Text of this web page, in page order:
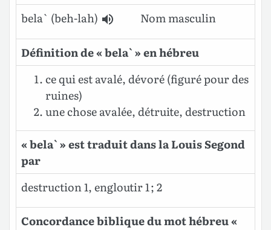
bela` (beh-lah) Nom masculin
Définition de « bela` » en hébreu
ce qui est avalé, dévoré (figuré pour des
ruines)
une chose avalée, détruite, destruction
« bela` » est traduit dans la Louis Segond
par
destruction 1, engloutir 1 ; 2
Concordance biblique du mot hébreu «